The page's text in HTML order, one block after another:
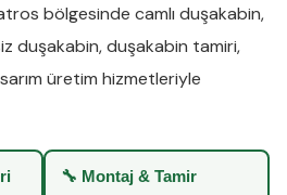
bölgesinde camlı duşakabin,
duşakabin,duşakabin tamiri,
üretim hizmetleriyle
🔧 Montaj & Tamir